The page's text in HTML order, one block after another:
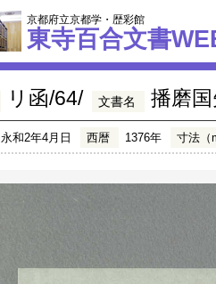
京都府立京都学・歴彩館
東寺百合文書
リ函/64/ 文書名 播磨
永和2年4月日 西暦 1376年 寸法（